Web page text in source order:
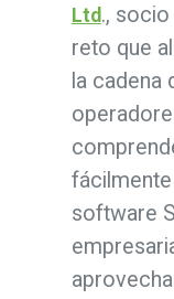
Ltd., socio
reto que
la cadena
software